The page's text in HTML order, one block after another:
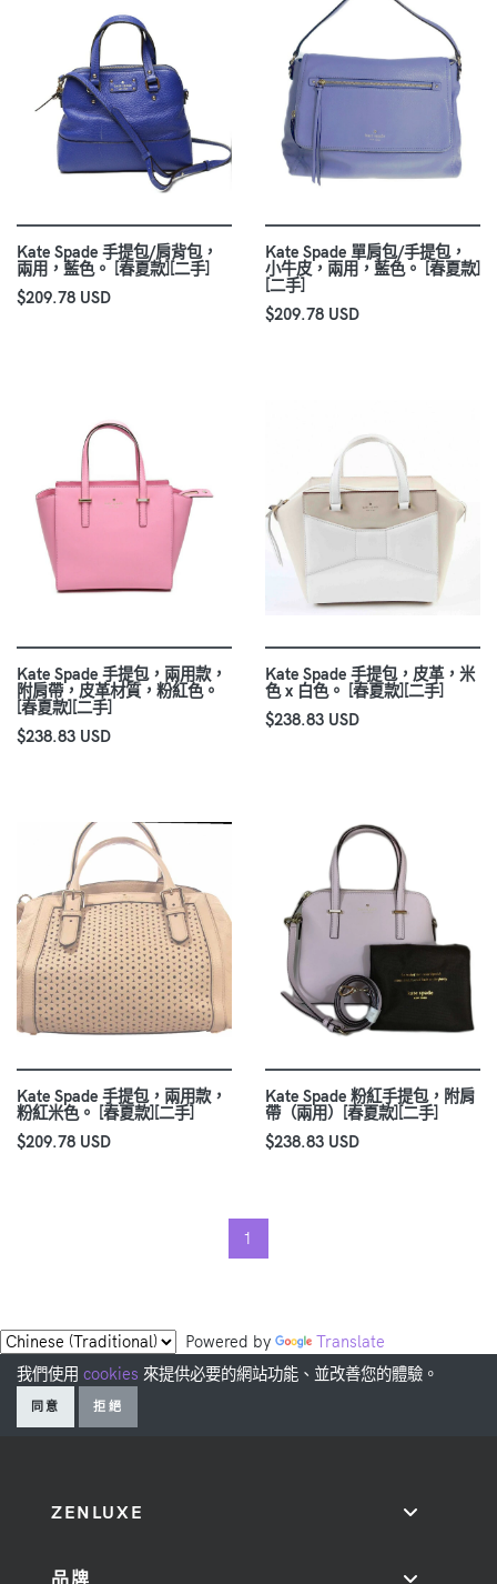
Kate Spade 手提包/肩背包，
兩用，藍色。 [春夏款][二手]
$209.78 USD
Kate Spade 單肩包/手提包，
小牛皮，兩用，藍色。 [春夏款]
[二手]
$209.78 USD
Kate Spade 手提包，兩用款，
附肩帶，皮革材質，粉紅色。
[春夏款][二手]
$238.83 USD
Kate Spade 手提包，皮革，米
色 x 白色。 [春夏款][二手]
$238.83 USD
Kate Spade 手提包，兩用款，
粉紅米色。 [春夏款][二手]
$209.78 USD
Kate Spade 粉紅手提包，附肩
帶（兩用）[春夏款][二手]
$238.83 USD
1
Powered by
Translate
我們使用 cookies 來提供必要的網站功能、並改善您的體驗。
同意 拒絕
ZENLUXE
品牌